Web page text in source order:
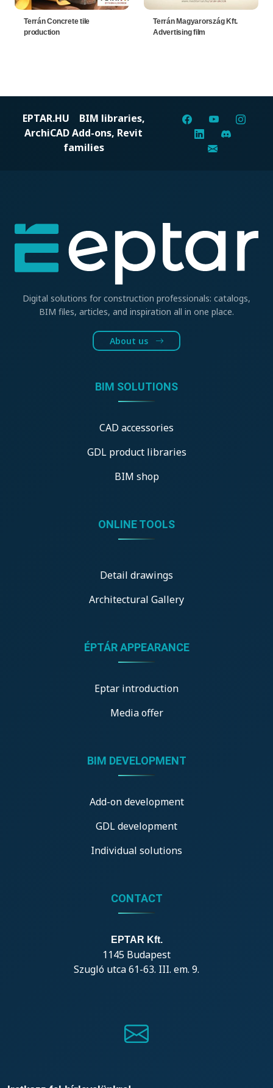
Terrán Concrete tile
production
Terrán Magyarország Kft.
Advertising film
EPTAR.HU BIM libraries,
ArchiCAD Add-ons, Revit
families
Digital solutions for construction professionals: catalogs,
BIM files, articles, and inspiration all in one place.
About us
BIM SOLUTIONS
CAD accessories
GDL product libraries
BIM shop
ONLINE TOOLS
Detail drawings
Architectural Gallery
ÉPTÁR APPEARANCE
Eptar introduction
Media offer
BIM DEVELOPMENT
Add-on development
GDL development
Individual solutions
CONTACT
EPTAR Kft.
1145 Budapest
Szugló utca 61-63. III. em. 9.